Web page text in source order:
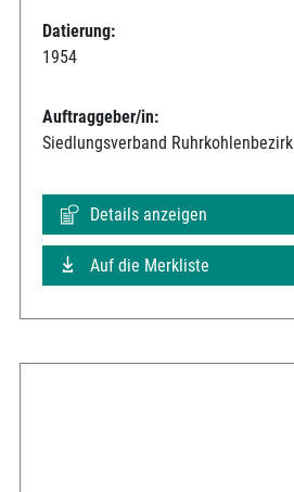
Datierung:
1954
Auftraggeber/in:
Siedlungsverband Ruhrkohlenbezirk
Details anzeigen
Auf die Merkliste